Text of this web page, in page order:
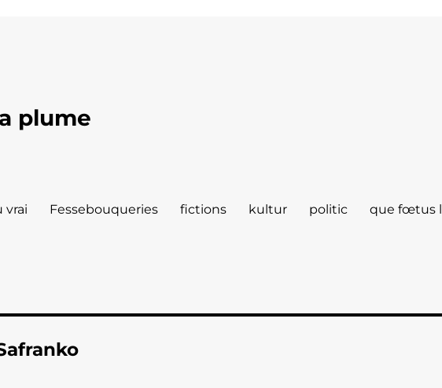
plume
vrai Fessebouqueries fictions kultur politic que fœtus